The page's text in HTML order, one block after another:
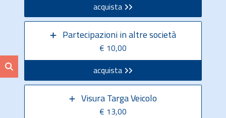
acquista
Partecipazioni in altre società
€ 10,00
acquista
Visura Targa Veicolo
€ 13,00